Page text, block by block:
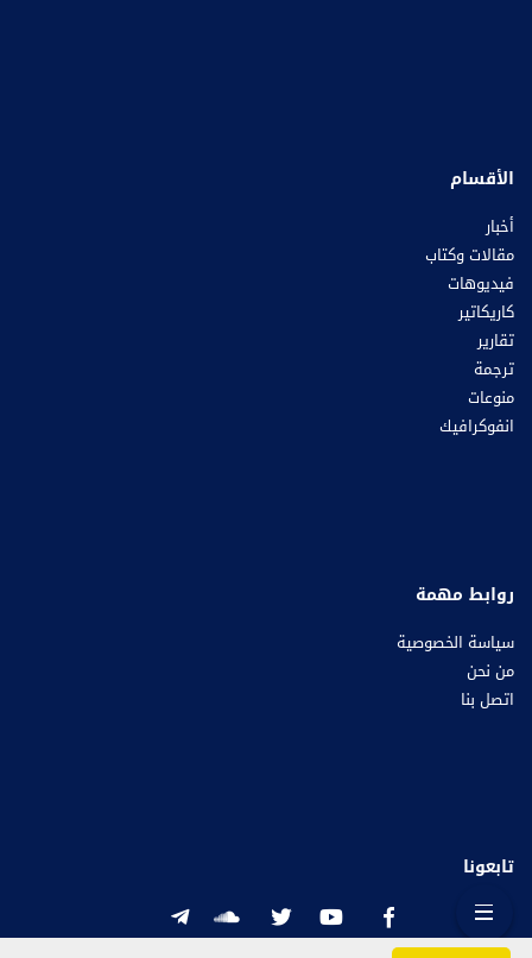
الأقسام
أخبار
مقالات وكتاب
فيديوهات
كاريكاتير
تقارير
ترجمة
منوعات
انفوكرافيك
روابط مهمة
سياسة الخصوصية
من نحن
اتصل بنا
تابعونا